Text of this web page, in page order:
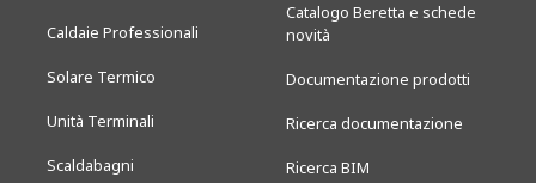
Caldaie Professionali
Solare Termico
Unità Terminali
Scaldabagni
Catalogo Beretta e schede
novità
Documentazione prodotti
Ricerca documentazione
Ricerca BIM